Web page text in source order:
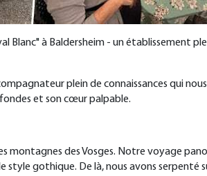
Blanc"à Baldersheim - un établissement
plein de connaissances qui
et son cœur palpable.
des Vosges. Notre voyage
style gothique. De là, nous avons serpenté